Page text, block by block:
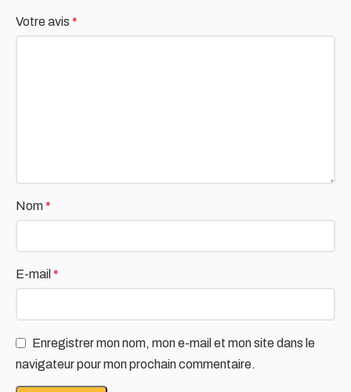
Votre avis *
Nom*
E-mail *
Enregistrer mon nom, mon e-mail et mon site dans le
navigateur pour mon prochain commentaire.